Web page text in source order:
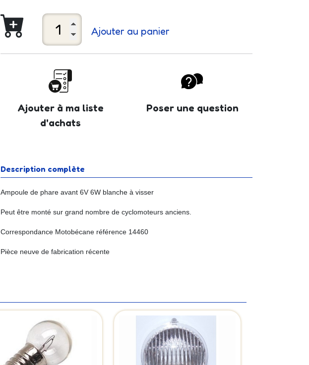
Ajouter au panier
Ajouter à ma liste
d'achats
Poser une question
Description complète
Ampoule de phare avant 6V 6W blanche à visser
Peut être monté sur grand nombre de cyclomoteurs anciens.
Correspondance Motobécane référence 14460
Pièce neuve de fabrication récente